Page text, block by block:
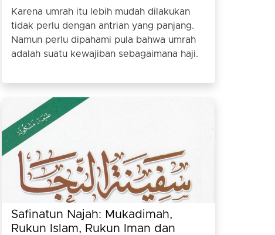
Karena umrah itu lebih mudah dilakukan
tidak perlu dengan antrian yang panjang.
Namun perlu dipahami pula bahwa umrah
adalah suatu kewajiban sebagaimana haji.
Safinatun Najah: Mukadimah,
Rukun Islam, Rukun Iman dan